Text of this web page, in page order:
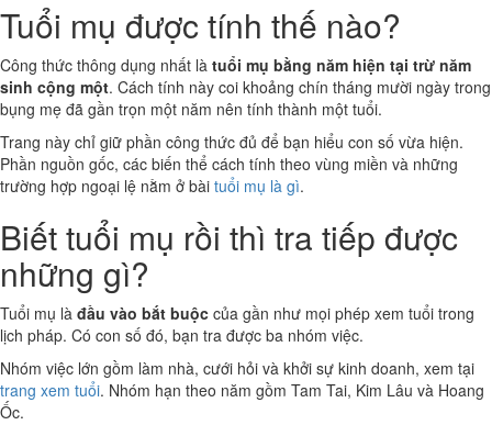
Tuổi mụ được tính thế nào?
Công thức thông dụng nhất là tuổi mụ bằng năm hiện tại trừ năm
sinh cộng một. Cách tính này coi khoảng chín tháng mười ngày trong
bụng mẹ đã gần trọn một năm nên tính thành một tuổi.
Trang này chỉ giữ phần công thức đủ để bạn hiểu con số vừa hiện.
Phần nguồn gốc, các biến thể cách tính theo vùng miền và những
trường hợp ngoại lệ nằm ở bài tuổi mụ là gì.
Biết tuổi mụ rồi thì tra tiếp được
những gì?
Tuổi mụ là đầu vào bắt buộc của gần như mọi phép xem tuổi trong
lịch pháp. Có con số đó, bạn tra được ba nhóm việc.
Nhóm việc lớn gồm làm nhà, cưới hỏi và khởi sự kinh doanh, xem tại
trang xem tuổi. Nhóm hạn theo năm gồm Tam Tai, Kim Lâu và Hoang
Ốc.